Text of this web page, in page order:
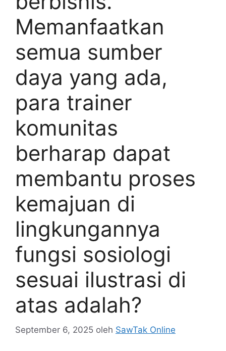
Memanfaatkan
semua sumber
daya yang ada,
para trainer
komunitas
berharap dapat
membantu proses
kemajuan di
lingkungannya
fungsi sosiologi
sesuai ilustrasi di
atas adalah?
September 6, 2025 oleh SawTak Online